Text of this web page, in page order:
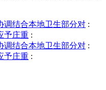
调结合本地卫生部分对 :
予庄重 :
调结合本地卫生部分对 :
予庄重 :